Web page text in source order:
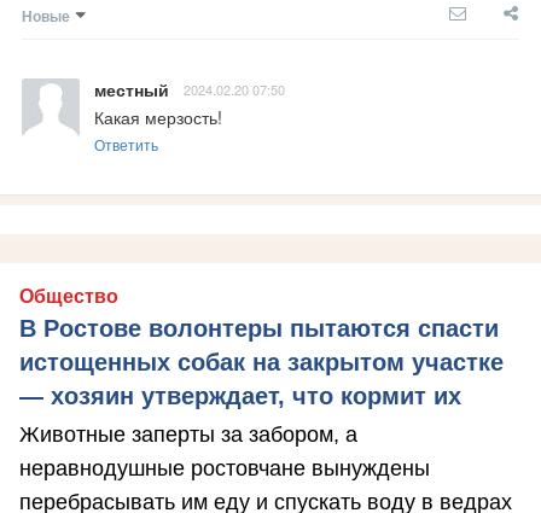
Новые
местный 2024.02.20 07:50
Какая мерзость!
Ответить
Общество
В Ростове волонтеры пытаются спасти
истощенных собак на закрытом участке
— хозяин утверждает, что кормит их
Животные заперты за забором, а
неравнодушные ростовчане вынуждены
перебрасывать им еду и спускать воду в ведрах